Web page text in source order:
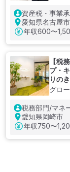
資産税・事業
愛知県名古屋
年収600〜
【税
プ・
りの
マネ
グロ
税務部門/マネ
愛知県岡崎市
年収750〜